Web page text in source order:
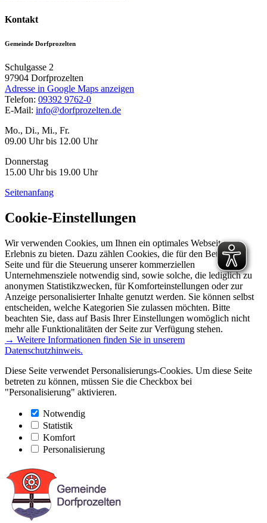
Kontakt
Gemeinde Dorfprozelten
Schulgasse 2
97904 Dorfprozelten
Adresse in Google Maps anzeigen
Telefon: 09392 9762-0
E-Mail: info@dorfprozelten.de
Mo., Di., Mi., Fr.
09.00 Uhr bis 12.00 Uhr
Donnerstag
15.00 Uhr bis 19.00 Uhr
Seitenanfang
Cookie-Einstellungen
Wir verwenden Cookies, um Ihnen ein optimales Webseiten-
Erlebnis zu bieten. Dazu zählen Cookies, die für den Betrieb der
Seite und für die Steuerung unserer kommerziellen
Unternehmensziele notwendig sind, sowie solche, die lediglich zu
anonymen Statistikzwecken, für Komforteinstellungen oder zur
Anzeige personalisierter Inhalte genutzt werden. Sie können selbst
entscheiden, welche Kategorien Sie zulassen möchten. Bitte
beachten Sie, dass auf Basis Ihrer Einstellungen womöglich nicht
mehr alle Funktionalitäten der Seite zur Verfügung stehen.
→ Weitere Informationen finden Sie in unserem
Datenschutzhinweis.
Diese Seite verwendet Personalisierungs-Cookies. Um diese Seite
betreten zu können, müssen Sie die Checkbox bei
"Personalisierung" aktivieren.
Notwendig
Statistik
Komfort
Personalisierung